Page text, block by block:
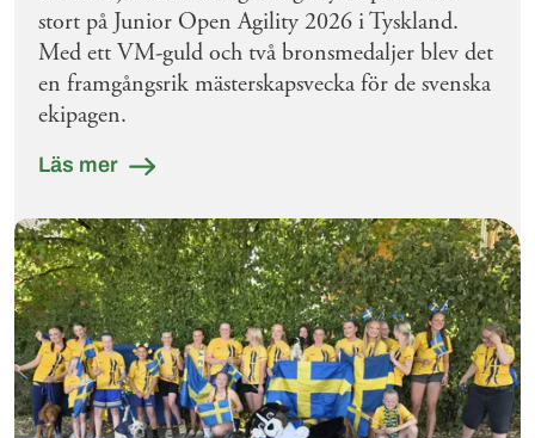
stort på Junior Open Agility 2026 i Tyskland.
Med ett VM-guld och två bronsmedaljer blev det
en framgångsrik mästerskapsvecka för de svenska
ekipagen.
Läs mer